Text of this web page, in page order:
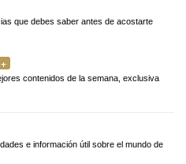
que debes saber antes de acostarte
contenidos de la semana, exclusiva
e información útil sobre el mundo de